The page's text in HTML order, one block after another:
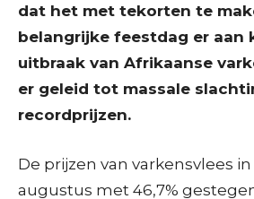
dat het met tekorten te
belangrijke feestdag er aan
uitbraak van Afrikaanse
er geleid tot massale
recordprijzen.
De prijzen van varkensvlees in
augustus met 46,7%